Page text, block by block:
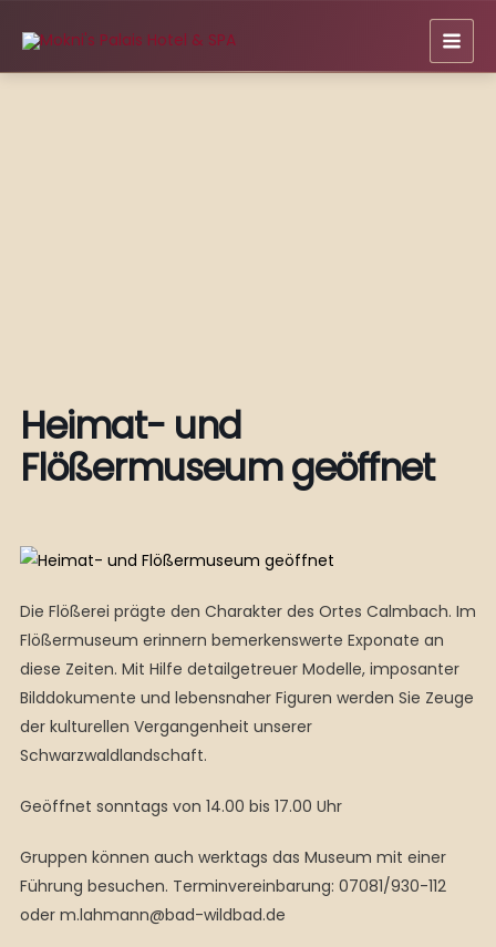
Inhalt
springen
Heimat- und
Flößermuseum geöffnet
Die Flößerei prägte den Charakter des Ortes Calmbach. Im
Flößermuseum erinnern bemerkenswerte Exponate an
diese Zeiten. Mit Hilfe detailgetreuer Modelle, imposanter
Bilddokumente und lebensnaher Figuren werden Sie Zeuge
der kulturellen Vergangenheit unserer
Schwarzwaldlandschaft.
Geöffnet sonntags von 14.00 bis 17.00 Uhr
Gruppen können auch werktags das Museum mit einer
Führung besuchen. Terminvereinbarung: 07081/930-112
oder m.lahmann@bad-wildbad.de